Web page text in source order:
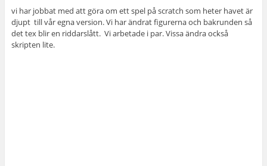
vi har jobbat med att göra om ett spel på scratch som heter havet är
djupt till vår egna version. Vi har ändrat figurerna och bakrunden så
det tex blir en riddarslått. Vi arbetade i par. Vissa ändra också
skripten lite.